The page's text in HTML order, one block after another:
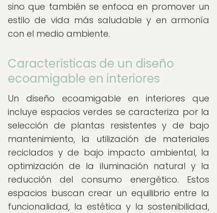
sino que también se enfoca en promover un
estilo de vida más saludable y en armonía
con el medio ambiente.
Características de un diseño
ecoamigable en interiores
Un diseño ecoamigable en interiores que
incluye espacios verdes se caracteriza por la
selección de plantas resistentes y de bajo
mantenimiento, la utilización de materiales
reciclados y de bajo impacto ambiental, la
optimización de la iluminación natural y la
reducción del consumo energético. Estos
espacios buscan crear un equilibrio entre la
funcionalidad, la estética y la sostenibilidad,